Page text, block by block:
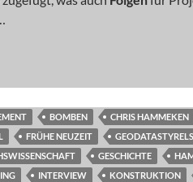
Amerikanern bombardiert
BOMBEN
CHRIS HAMMEKEN
FRÜHE NEUZEIT
GESCHICHTE
INTERVIEW KONSTRUKTION